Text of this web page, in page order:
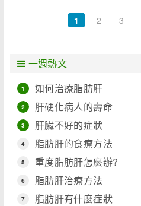
1 2 3
一週熱文
1 如何治療脂肪肝
2 肝硬化病人的壽命
3 肝臟不好的症狀
4 脂肪肝的食療方法
5 重度脂肪肝怎麼辦?
6 脂肪肝治療方法
7 脂肪肝有什麼症狀